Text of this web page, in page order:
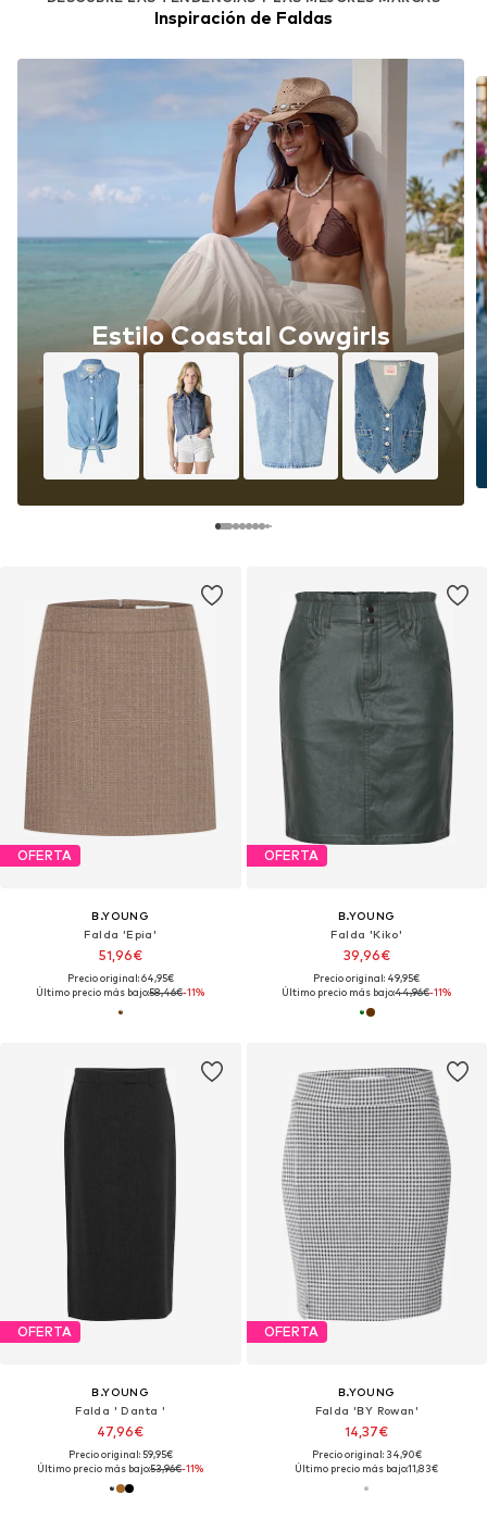
Inspiración de Faldas
Estilo Coastal Cowgirls
OFERTA
B.YOUNG
Falda 'Epia'
51,96€
Precio original: 64,95€
Último precio más bajo:58,46€-11%
OFERTA
B.YOUNG
Falda 'Kiko'
39,96€
Precio original: 49,95€
Último precio más bajo:44,96€-11%
OFERTA
B.YOUNG
Falda ' Danta '
47,96€
Precio original: 59,95€
Último precio más bajo:53,96€-11%
OFERTA
B.YOUNG
Falda 'BY Rowan'
14,37€
Precio original: 34,90€
Último precio más bajo:11,83€